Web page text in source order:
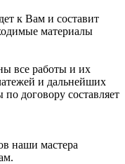
к Вам и составит
материалы
все работы и их
и дальнейших
договору составляет
наши мастера